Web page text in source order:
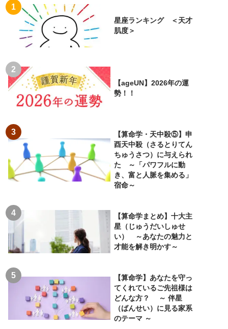
星座ランキング ＜天才
肌度＞
【ageUN】2026年の運
勢！！
【算命学・天中殺⑤】申
酉天中殺（さるとりてん
ちゅうさつ）に与えられ
た ～「パワフルに動
き、富と人脈を集める」
宿命～
【算命学まとめ】十大主
星（じゅうだいしゅせ
い） ～あなたの魅力と
才能を解き明かす～
【算命学】あなたを守っ
てくれているご先祖様は
どんな方？ ～ 伴星
（ばんせい）に見る家系
のテーマ ～